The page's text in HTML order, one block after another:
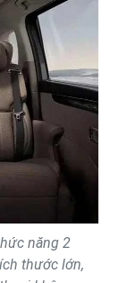
năng 2
thước lớn,